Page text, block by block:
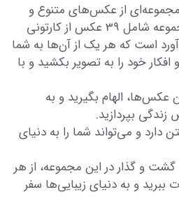
مجموعه‌ای از عکس‌های متنوع و
زیبا دعوت می‌کنیم. این مجموعه شامل 39 عکس از کارتونی
است که هر یک از آن‌ها به شما
خود را به تصویر بکشید و با
عکس‌ها، الهام بگیرید و به
بپردازید.
و می‌تواند شما را به دنیای
و گذار در این مجموعه، از هر
ببرید و به دنیای زیبایی‌ها سفر